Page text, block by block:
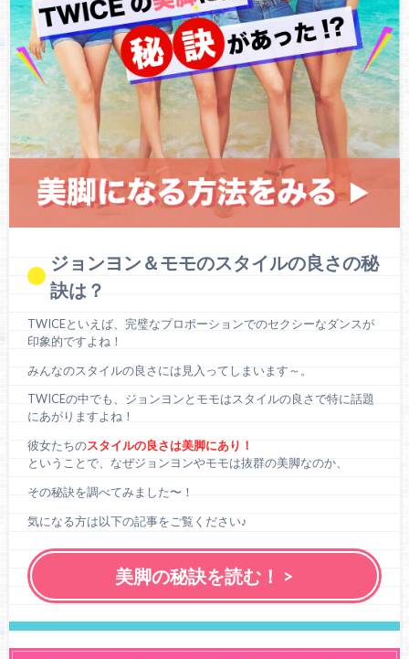
ジョンヨン＆モモのスタイルの良さの秘
訣は？
TWICEといえば、完璧なプロポーションでのセクシーなダンスが
印象的ですよね！
みんなのスタイルの良さには見入ってしまいます～。
TWICEの中でも、ジョンヨンとモモはスタイルの良さで特に話題
にあがりますよね！
彼女たちのスタイルの良さは美脚にあり！
ということで、なぜジョンヨンやモモは抜群の美脚なのか、
その秘訣を調べてみました〜！
気になる方は以下の記事をご覧ください♪
美脚の秘訣を読む！ >